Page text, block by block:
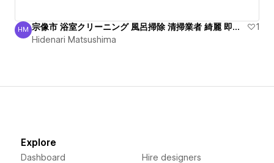
Hidenari Matsushima
HM 宗像市 浴室クリーニング 風呂掃除 清掃業者 綺麗 即電話
1
Hidenari Matsushima
Explore
Dashboard Hire designers